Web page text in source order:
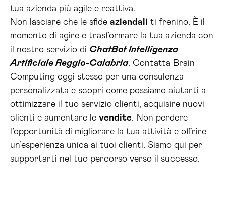
tua azienda più agile e reattiva.
Non lasciare che le sfide aziendali ti frenino. È il
momento di agire e trasformare la tua azienda con
il nostro servizio di ChatBot Intelligenza
Artificiale Reggio-Calabria. Contatta Brain
Computing oggi stesso per una consulenza
personalizzata e scopri come possiamo aiutarti a
ottimizzare il tuo servizio clienti, acquisire nuovi
clienti e aumentare le vendite. Non perdere
l’opportunità di migliorare la tua attività e offrire
un’esperienza unica ai tuoi clienti. Siamo qui per
supportarti nel tuo percorso verso il successo.